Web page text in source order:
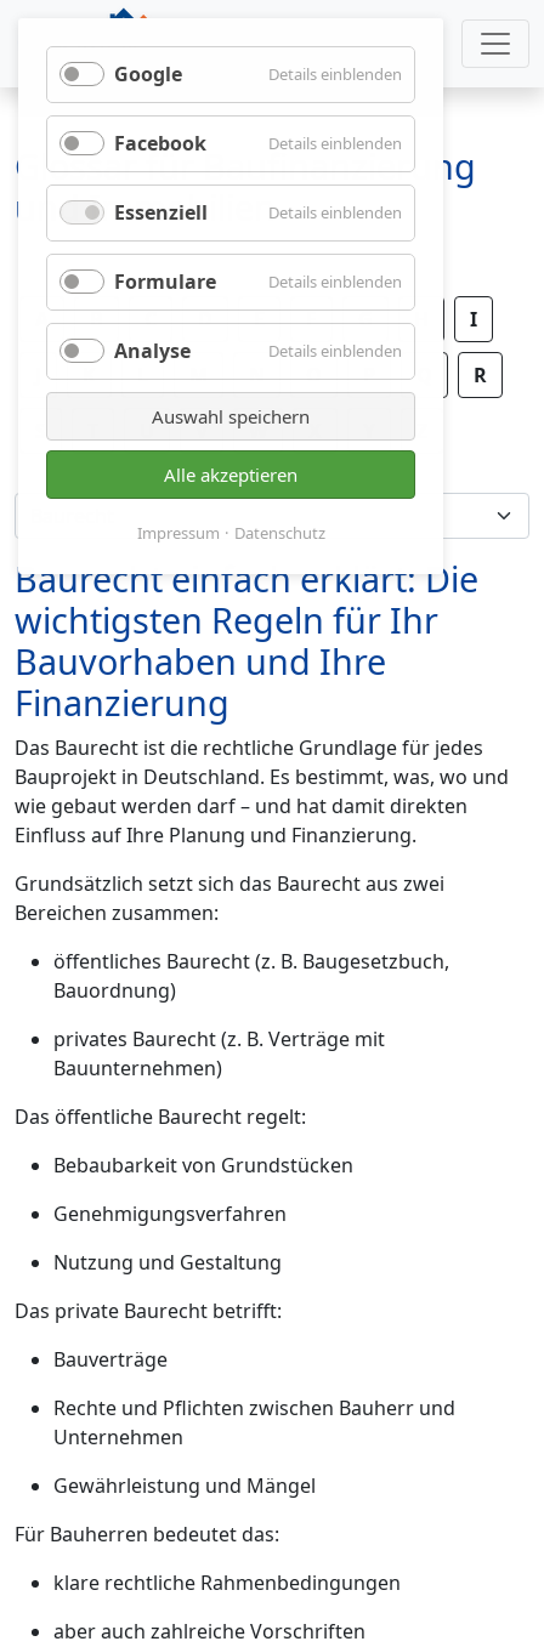
Google Details einblenden
Google
Facebook Details einblenden
Facebook
Essenziell Details einblenden
Essenziell
Formulare Details einblenden
Formulare
Analyse Details einblenden
Analyse
Auswahl speichern
Alle akzeptieren
Impressum Datenschutz
Glossar für Baufinanzierung
und Immobilien
A B C D E F G I
K L M N O P R
U V W
Baurecht einfach erklärt: Die
wichtigsten Regeln für Ihr
Bauvorhaben und Ihre
Finanzierung
Das Baurecht ist die rechtliche Grundlage für jedes
Bauprojekt in Deutschland. Es bestimmt, was, wo und
wie gebaut werden darf – und hat damit direkten
Einfluss auf Ihre Planung und Finanzierung.
Grundsätzlich setzt sich das Baurecht aus zwei
Bereichen zusammen:
öffentliches Baurecht (z. B. Baugesetzbuch,
Bauordnung)
privates Baurecht (z. B. Verträge mit
Bauunternehmen)
Das öffentliche Baurecht regelt:
Bebaubarkeit von Grundstücken
Genehmigungsverfahren
Nutzung und Gestaltung
Das private Baurecht betrifft:
Bauverträge
Rechte und Pflichten zwischen Bauherr und
Unternehmen
Gewährleistung und Mängel
Für Bauherren bedeutet das:
klare rechtliche Rahmenbedingungen
aber auch zahlreiche Vorschriften